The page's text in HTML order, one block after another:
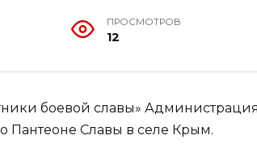
ПРОСМОТРОВ
12
боевой славы»
Пантеоне Славы в селе Крым.